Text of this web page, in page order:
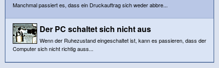
Manchmal passiert es, dass ein Druckauftrag sich weder abbre...
Der PC schaltet sich nicht aus
Wenn der Ruhezustand eingeschaltet ist, kann es passieren, dass der
Computer sich nicht richtig auss...